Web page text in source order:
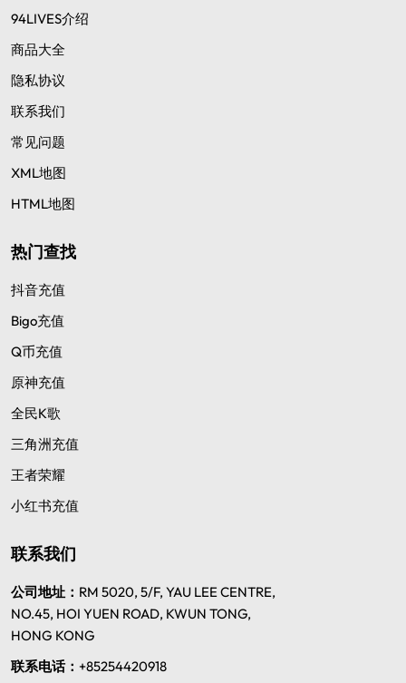
94LIVES介绍
商品大全
隐私协议
联系我们
常见问题
XML地图
HTML地图
热门查找
抖音充值
Bigo充值
Q币充值
原神充值
全民K歌
三角洲充值
王者荣耀
小红书充值
联系我们
公司地址： RM 5020, 5/F, YAU LEE CENTRE,
NO.45, HOI YUEN ROAD, KWUN TONG,
HONG KONG
联系电话： +85254420918